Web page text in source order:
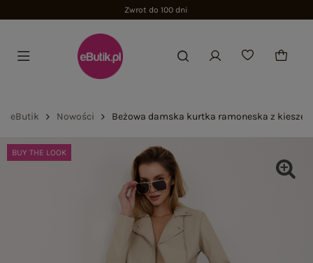
Zwrot do 100 dni
eButik Nowości Beżowa damska kurtka ramoneska z
BUY THE LOOK